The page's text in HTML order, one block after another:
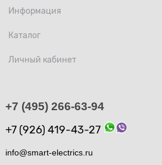
Информация
Каталог
Личный кабинет
+7 (495) 266-63-94
+7 (926) 419-43-27
info@smart-electrics.ru